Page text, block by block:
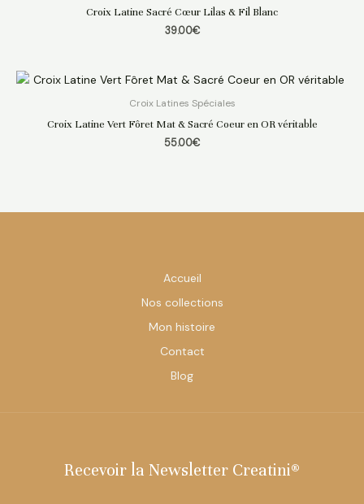
Croix Latine Sacré Cœur Lilas & Fil Blanc
39.00€
Croix Latines Spéciales
Croix Latine Vert Fôret Mat & Sacré Coeur en OR véritable
55.00€
Accueil
Nos collections
Mon histoire
Contact
Blog
Recevoir la Newsletter Creatini®